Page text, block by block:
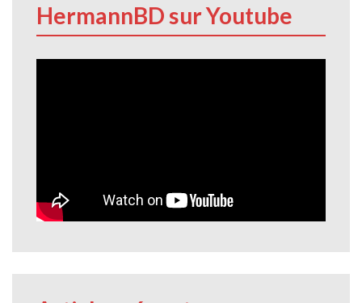
HermannBD sur Youtube